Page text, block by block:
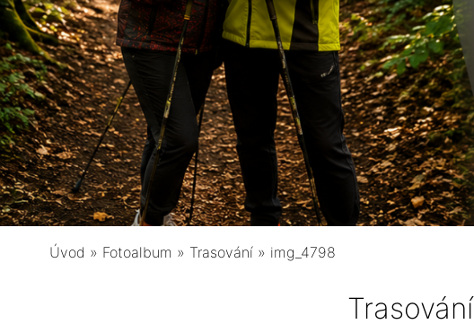
Úvod » Fotoalbum » Trasování » img_4798
Trasování